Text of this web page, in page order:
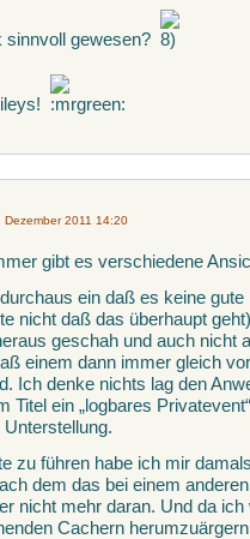
sinnvoll gewesen?
Dezember 2011 14:20
gibt es verschiedene
ein daß es keine
nicht daß das überhaupt
geschah und auch nicht
einem dann immer gleich
Ich denke nichts lag den
Titel ein „logbares
zu führen habe ich mir
dem das bei einem
nicht mehr daran. Und da
Cachern